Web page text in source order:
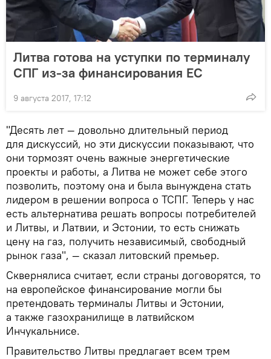
Литва готова на уступки по терминалу
СПГ из-за финансирования ЕС
9 августа 2017, 17:12
"Десять лет — довольно длительный период
для дискуссий, но эти дискуссии показывают, что
они тормозят очень важные энергетические
проекты и работы, а Литва не может себе этого
позволить, поэтому она и была вынуждена стать
лидером в решении вопроса о ТСПГ. Теперь у нас
есть альтернатива решать вопросы потребителей
и Литвы, и Латвии, и Эстонии, то есть снижать
цену на газ, получить независимый, свободный
рынок газа", — сказал литовский премьер.
Сквернялиса считает, если страны договорятся, то
на европейское финансирование могли бы
претендовать терминалы Литвы и Эстонии,
а также газохранилище в латвийском
Инчукальнисе.
Правительство Литвы предлагает всем трем